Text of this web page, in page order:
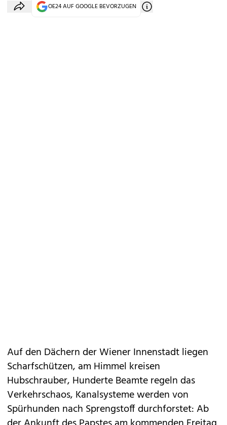
OE24 AUF GOOGLE BEVORZUGEN
Auf den Dächern der Wiener Innenstadt liegen
Scharfschützen, am Himmel kreisen
Hubschrauber, Hunderte Beamte regeln das
Verkehrschaos, Kanalsysteme werden von
Spürhunden nach Sprengstoff durchforstet: Ab